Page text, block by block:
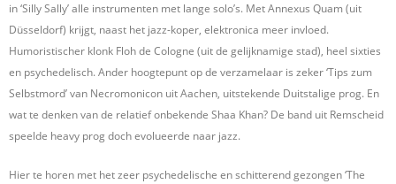
in ‘Silly Sally’ alle instrumenten met lange solo’s. Met Annexus Quam (uit
Düsseldorf) krijgt, naast het jazz-koper, elektronica meer invloed.
Humoristischer klonk Floh de Cologne (uit de gelijknamige stad), heel sixties
en psychedelisch. Ander hoogtepunt op de verzamelaar is zeker ‘Tips zum
Selbstmord’ van Necromonicon uit Aachen, uitstekende Duitstalige prog. En
wat te denken van de relatief onbekende Shaa Khan? De band uit Remscheid
speelde heavy prog doch evolueerde naar jazz.
Hier te horen met het zeer psychedelische en schitterend gezongen ‘The